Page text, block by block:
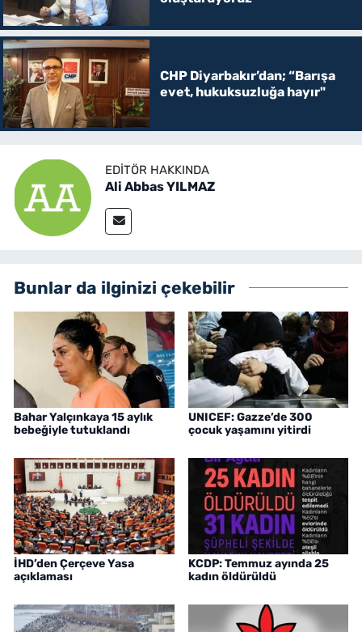
CHP Diyarbakır’dan; “Barışa
evet, hukuksuzluğa hayır"
EDITÖR HAKKINDA
Ali Abbas YILMAZ
Bunlar da ilginizi çekebilir
Bahar Yalçınkaya 15 aylık
bebeğiyle tutuklandı
UNICEF: Gazze’de 300
çocuk yaşamını yitirdi
İHD’den Çerçeve Yasa
açıklaması
KCDP: Temmuz ayında 25
kadın öldürüldü